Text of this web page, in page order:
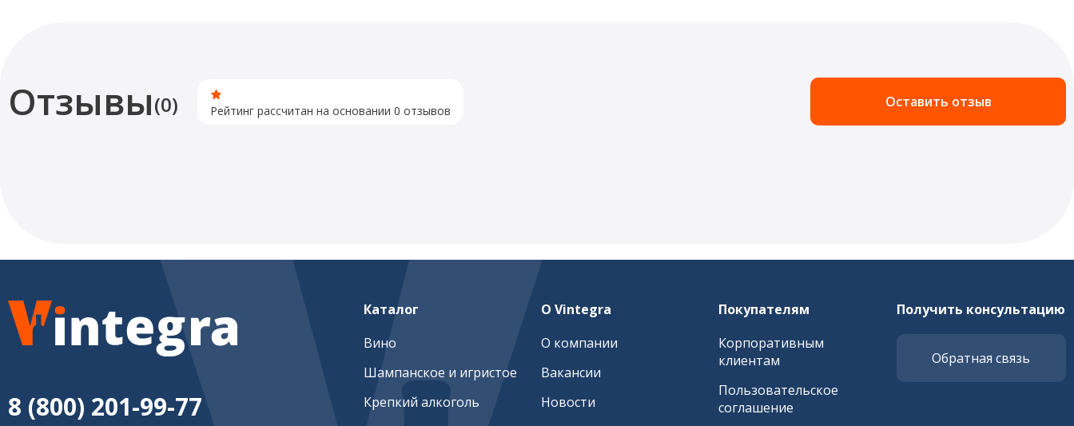
Отзывы(0) Рейтинг рассчитан на основании 0 отзывов Оставить отзыв
8 (800) 201-99-77
Каталог
Вино
Шампанское и игристое
Крепкий алкоголь
О Vintegra
О компании
Вакансии
Новости
Покупателям
Корпоративным
клиентам
Пользовательское
соглашение
Получить консультацию
Обратная связь